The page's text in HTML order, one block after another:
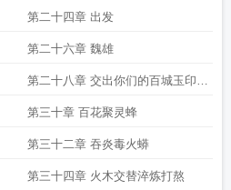
第二十四章 出发
第二十六章 魏雄
第二十八章 交出你们的百城玉印可
好
第三十章 百花聚灵蜂
第三十二章 吞炎毒火蟒
第三十四章 火木交替淬炼打熬